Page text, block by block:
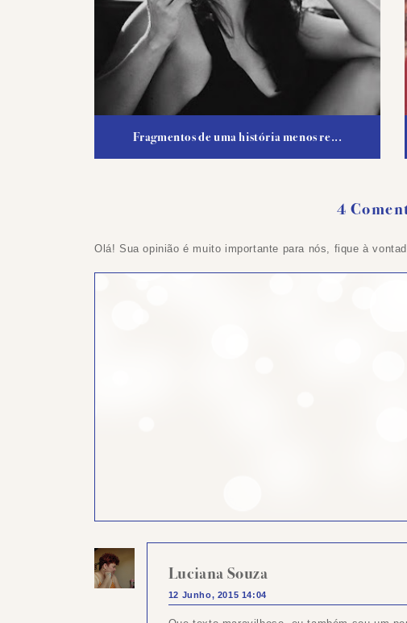
Fragmentos de uma história menos re...
4
Olá! Sua opinião é muito importante para nós, fique à
Luciana Souza
12 Junho, 2015 14:04